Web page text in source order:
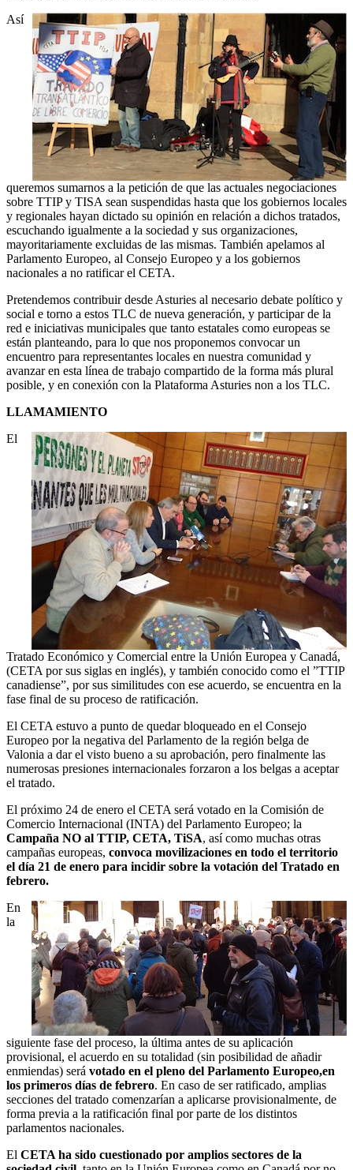
Así
queremos sumarnos a la petición de que las actuales negociaciones
sobre TTIP y TISA sean suspendidas hasta que los gobiernos locales
y regionales hayan dictado su opinión en relación a dichos tratados,
escuchando igualmente a la sociedad y sus organizaciones,
mayoritariamente excluidas de las mismas. También apelamos al
Parlamento Europeo, al Consejo Europeo y a los gobiernos
nacionales a no ratificar el CETA.
Pretendemos contribuir desde Asturies al necesario debate político y
social e torno a estos TLC de nueva generación, y participar de la
red e iniciativas municipales que tanto estatales como europeas se
están planteando, para lo que nos proponemos convocar un
encuentro para representantes locales en nuestra comunidad y
avanzar en esta línea de trabajo compartido de la forma más plural
posible, y en conexión con la Plataforma Asturies non a los TLC.
LLAMAMIENTO
El
Tratado Económico y Comercial entre la Unión Europea y Canadá,
(CETA por sus siglas en inglés), y también conocido como el ”TTIP
canadiense”, por sus similitudes con ese acuerdo, se encuentra en la
fase final de su proceso de ratificación.
El CETA estuvo a punto de quedar bloqueado en el Consejo
Europeo por la negativa del Parlamento de la región belga de
Valonia a dar el visto bueno a su aprobación, pero finalmente las
numerosas presiones internacionales forzaron a los belgas a aceptar
el tratado.
El próximo 24 de enero el CETA será votado en la Comisión de
Comercio Internacional (INTA) del Parlamento Europeo; la
Campaña NO al TTIP, CETA, TiSA, así como muchas otras
campañas europeas, convoca movilizaciones en todo el territorio
el día 21 de enero para incidir sobre la votación del Tratado en
febrero.
En
la
siguiente fase del proceso, la última antes de su aplicación
provisional, el acuerdo en su totalidad (sin posibilidad de añadir
enmiendas) será votado en el pleno del Parlamento Europeo,en
los primeros días de febrero. En caso de ser ratificado, amplias
secciones del tratado comenzarían a aplicarse provisionalmente, de
forma previa a la ratificación final por parte de los distintos
parlamentos nacionales.
El CETA ha sido cuestionado por amplios sectores de la